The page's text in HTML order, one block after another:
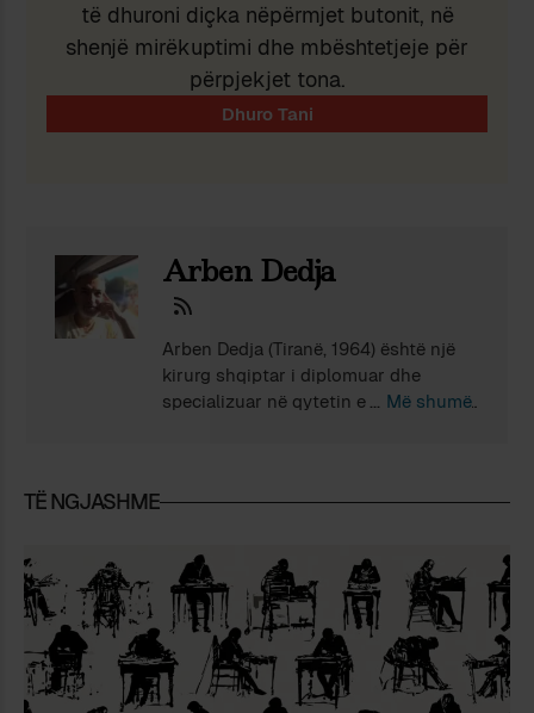
të dhuroni diçka nëpërmjet butonit, në
shenjë mirëkuptimi dhe mbështetjeje për
përpjekjet tona.
Arben Dedja
Arben Dedja (Tiranë, 1964) është një
kirurg shqiptar i diplomuar dhe
specializuar në qytetin e lindjes. Nga
e tij alternative ka botuar në Shqipëri
vëllime me poezi dhe gjashtë me
prozë të shkurtër. Ka botuar
gjithashtu edhe dhjetë libra me
përkthime nga italishtja dhe
anglishtja, gati ekskluzivisht libra
poetikë, nga Guido Cavalcanti e tëhu.
Më shumë
TË NGJASHME